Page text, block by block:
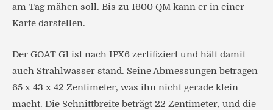
am Tag mähen soll. Bis zu 1600 QM kann er in einer
Karte darstellen.
Der GOAT G1 ist nach IPX6 zertifiziert und hält damit
auch Strahlwasser stand. Seine Abmessungen betragen
65 x 43 x 42 Zentimeter, was ihn nicht gerade klein
macht. Die Schnittbreite beträgt 22 Zentimeter, und die